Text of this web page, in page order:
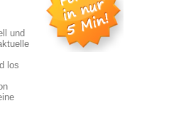
und
los